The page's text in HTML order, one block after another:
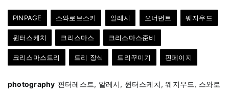
PINPAGE 스와로브스키 알레시 오너먼트 웨지우드
윈터스케치 크리스마스 크리스마스준비
크리스마스트리 트리 장식 트리꾸미기 핀페이지
photography 핀터레스트, 알레시, 윈터스케치, 웨지우드, 스와로